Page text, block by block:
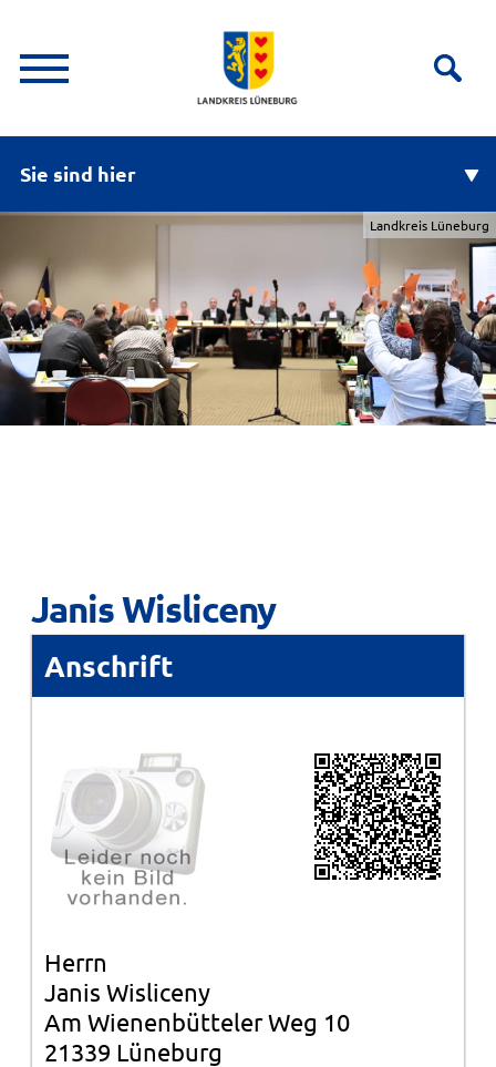
Sie sind hier
Landkreis Lüneburg
Janis Wisliceny
Anschrift
Herrn
Janis Wisliceny
Am Wienenbütteler Weg 10
21339 Lüneburg